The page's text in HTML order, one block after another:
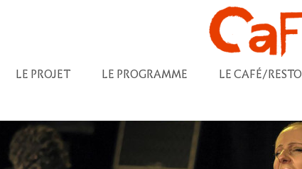
LE PROJET LE PROGRAMME LE CAFÉ/RESTO